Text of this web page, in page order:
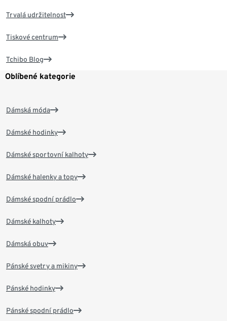
Trvalá udržitelnost
Tiskové centrum
Tchibo Blog
Oblíbené kategorie
Dámská móda
Dámské hodinky
Dámské sportovní kalhoty
Dámské halenky a topy
Dámské spodní prádlo
Dámské kalhoty
Dámská obuv
Pánské svetry a mikiny
Pánské hodinky
Pánské spodní prádlo